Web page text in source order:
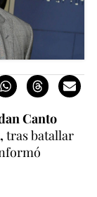
Canto
tras batallar